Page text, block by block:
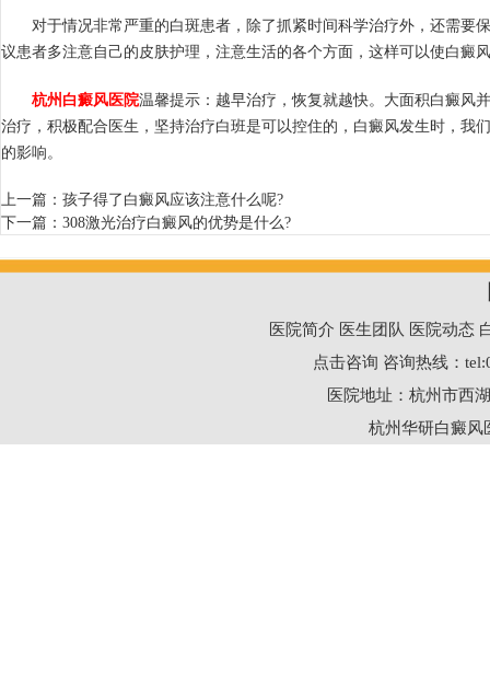
对于情况非常严重的白斑患者，除了抓紧时间科学治疗外，还需要
议患者多注意自己的皮肤护理，注意生活的各个方面，这样可以使白癜
杭州白癜风医院温馨提示：越早治疗，恢复就越快。大面积白癜风
治疗，积极配合医生，坚持治疗白班是可以控住的，白癜风发生时，我
的影响。
上一篇： 孩子得了白癜风应该注意什么呢?
下一篇： 308激光治疗白癜风的优势是什么?
医院简介 医生团队 医院动态
点击咨询 咨询热线：
医院地址：杭州市西
杭州华研白癜风